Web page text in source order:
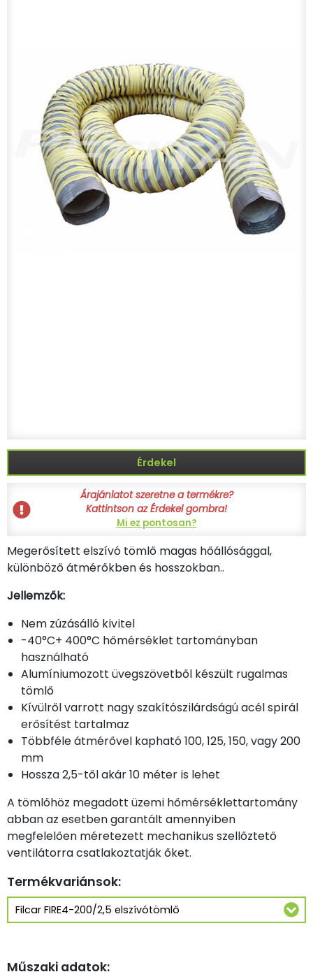
Érdekel
Árajánlatot szeretne a termékre?
Kattintson az Érdekel gombra!
Mi ez pontosan?
Megerősített elszívó tömlő magas hőállósággal,
különböző átmérőkben és hosszokban..
Jellemzők:
Nem zúzásálló kivitel
-40°C+ 400°C hőmérséklet tartományban
használható
Alumíniumozott üvegszövetből készült rugalmas
tömlő
Kívülről varrott nagy szakítószilárdságú acél spirál
erősítést tartalmaz
Többféle átmérővel kapható 100, 125, 150, vagy 200
mm
Hossza 2,5-től akár 10 méter is lehet
A tömlőhöz megadott üzemi hőmérséklettartomány
abban az esetben garantált amennyiben
megfelelően méretezett mechanikus szellőztető
ventilátorra csatlakoztatják őket.
Termékvariánsok:
Műszaki adatok: